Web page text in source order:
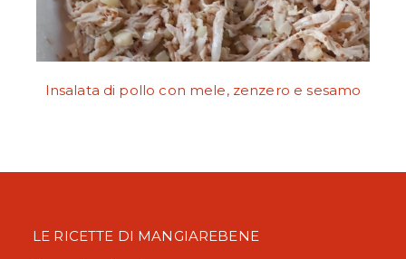
Insalata di pollo con mele, zenzero e sesamo
LE RICETTE DI MANGIAREBENE